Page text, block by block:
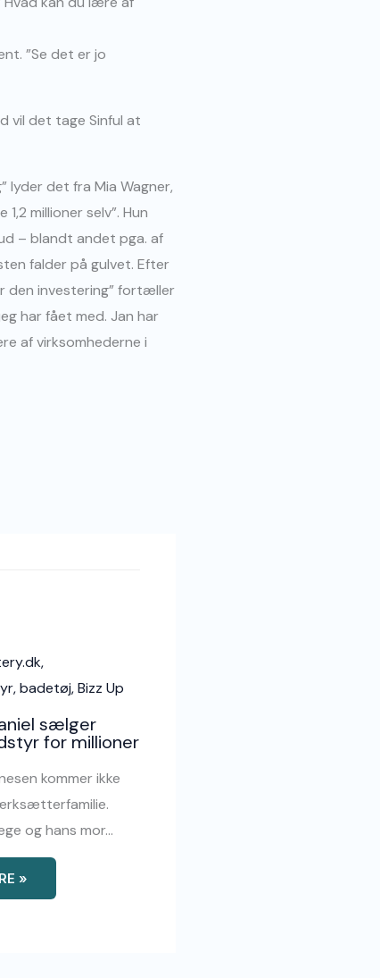
”Se det er jo
vil det tage Sinful at
lyder det fra Mia Wagner,
millioner selv”. Hun
– blandt andet pga. af
falder på gulvet. Efter
den investering” fortæller
har fået med. Jan har
af virksomhederne i
sælger
for millioner
kommer ikke
og hans mor…
»